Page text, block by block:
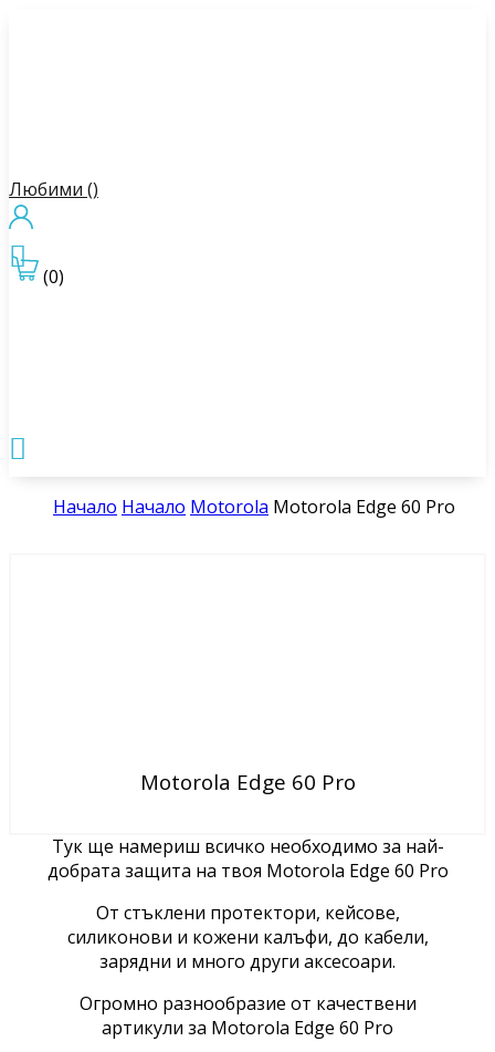
Любими ()
(0)


Начало Начало Motorola Motorola Edge 60 Pro
Motorola Edge 60 Pro
Тук ще намериш всичко необходимо за най-
добрата защита на твоя Motorola Edge 60 Pro
От стъклени протектори, кейсове,
силиконови и кожени калъфи, до кабели,
зарядни и много други аксесоари.
Огромно разнообразие от качествени
артикули за Motorola Edge 60 Pro